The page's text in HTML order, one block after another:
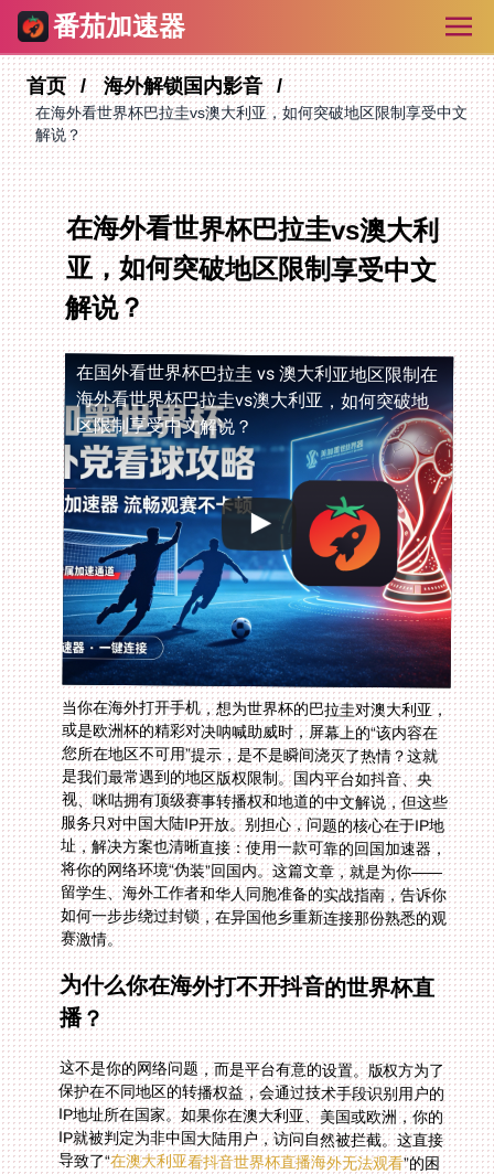
番茄加速器
首页 海外解锁国内影音
在海外看世界杯巴拉圭vs澳大利亚，如何突破地区限制享受中文
解说？
在海外看世界杯巴拉圭vs澳大利
亚，如何突破地区限制享受中文
解说？
在国外看世界杯巴拉圭 vs 澳大利亚地区限制在
海外看世界杯巴拉圭vs澳大利亚，如何突破地
区限制享受中文解说？
当你在海外打开手机，想为世界杯的巴拉圭对澳大利亚，
或是欧洲杯的精彩对决呐喊助威时，屏幕上的“该内容在
您所在地区不可用”提示，是不是瞬间浇灭了热情？这就
是我们最常遇到的地区版权限制。国内平台如抖音、央
视、咪咕拥有顶级赛事转播权和地道的中文解说，但这些
服务只对中国大陆IP开放。别担心，问题的核心在于IP地
址，解决方案也清晰直接：使用一款可靠的回国加速器，
将你的网络环境“伪装”回国内。这篇文章，就是为你——
留学生、海外工作者和华人同胞准备的实战指南，告诉你
如何一步步绕过封锁，在异国他乡重新连接那份熟悉的观
赛激情。
为什么你在海外打不开抖音的世界杯直
播？
这不是你的网络问题，而是平台有意的设置。版权方为了
保护在不同地区的转播权益，会通过技术手段识别用户的
IP地址所在国家。如果你在澳大利亚、美国或欧洲，你的
IP就被判定为非中国大陆用户，访问自然被拦截。这直接
导致了“在澳大利亚看抖音世界杯直播海外无法观看”的困
境。你需要的不是换个平台，而是一个稳定、快速的中国